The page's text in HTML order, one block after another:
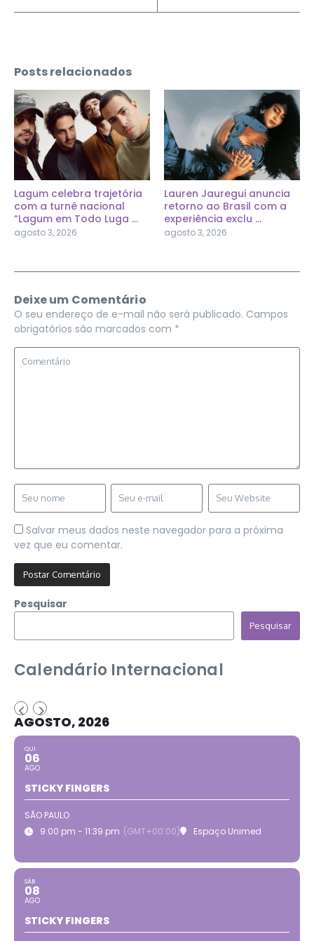
Posts relacionados
Lagum celebra trajetória
com a turnê nacional
“Lagum em Todo Luga ...
agosto 3, 2026
Lauren Jauregui anuncia
retorno ao Brasil com a
experiência exclu ...
agosto 3, 2026
Deixe um Comentário
O seu endereço de e-mail não será publicado. Campos
obrigatórios são marcados com *
Salvar meus dados neste navegador para a próxima
vez que eu comentar.
Pesquisar
Pesquisar
Calendário Internacional
AGOSTO, 2026
QUI
06
AGO
STICKY FINGERS
SÃO PAULO
9:00 pm - 11:39 pm (GMT+00:00) Espaço Unimed
SÁB
08
AGO
STICKY FINGERS